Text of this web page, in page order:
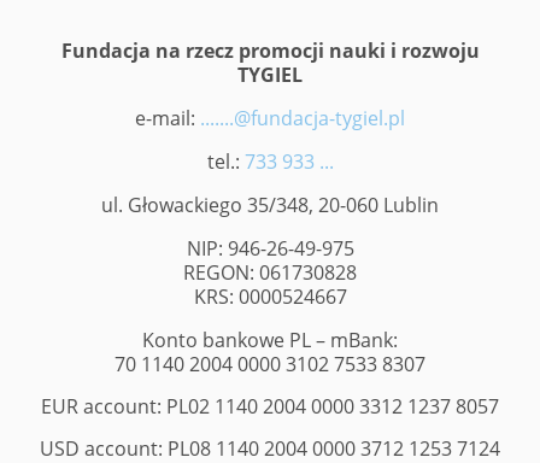
Fundacja na rzecz promocji nauki i rozwoju
TYGIEL
e-mail: .......@fundacja-tygiel.pl
tel.: 733 933 ...
ul. Głowackiego 35/348, 20-060 Lublin
NIP: 946-26-49-975
REGON: 061730828
KRS: 0000524667
Konto bankowe PL – mBank:
70 1140 2004 0000 3102 7533 8307
EUR account: PL02 1140 2004 0000 3312 1237 8057
USD account: PL08 1140 2004 0000 3712 1253 7124